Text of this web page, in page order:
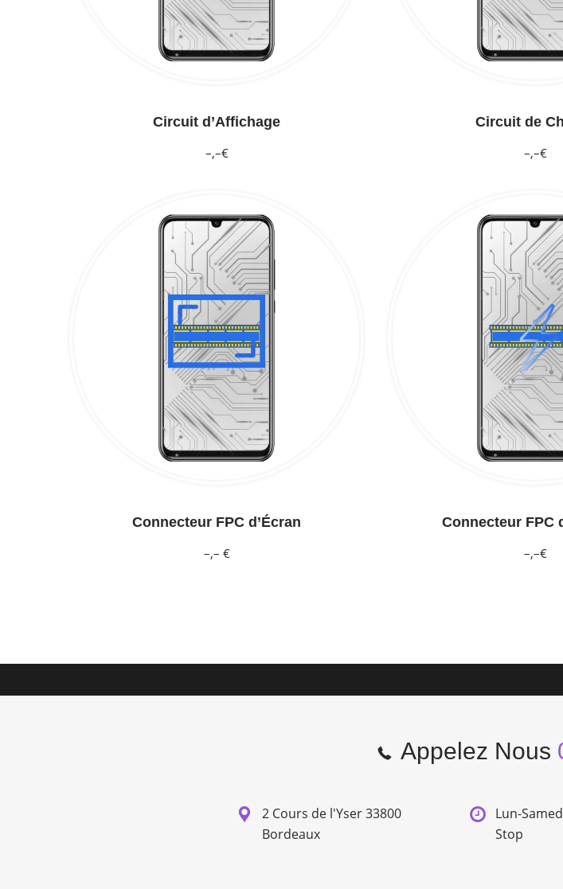
Circuit d’Affichage
–,–€
Circuit de
–,–€
Connecteur FPC d’Écran
–,– €
Connecteur FPC
–,–€
Appelez Nous
2 Cours de l'Yser 33800
Bordeaux
Lun-
Stop